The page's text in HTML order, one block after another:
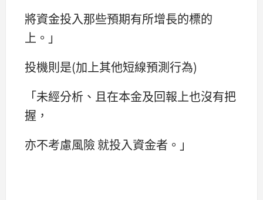
將資金投入那些預期有所增長的標的
上。」
投機則是(加上其他短線預測行為)
「未經分析、且在本金及回報上也沒有把
握，
亦不考慮風險 就投入資金者。」